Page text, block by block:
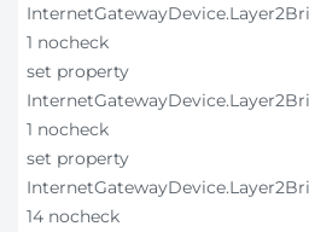
1 nocheck
set property
1 nocheck
set property
14 nocheck